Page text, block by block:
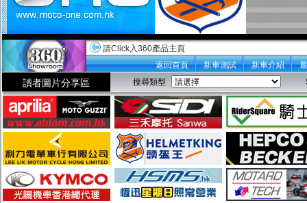
請Click入360產品主頁
返回首頁
新車測試 新車介紹
讀者圖片分享區 搜尋類型